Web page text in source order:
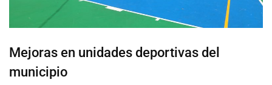
Mejoras en unidades deportivas del
municipio